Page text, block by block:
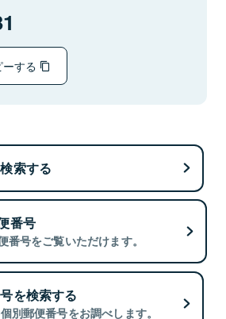
する
索する
番号
番号をご覧いただけます。
を検索する
別郵便番号をお調べします。